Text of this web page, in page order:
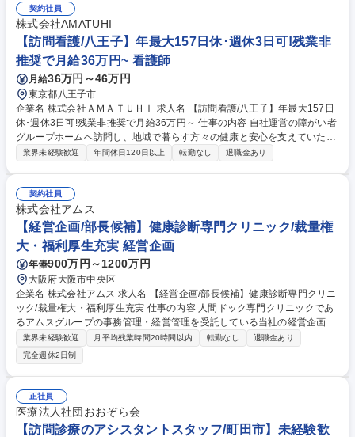
契約社員
株式会社AMATUHI
【訪問看護/八王子】年最大157日休･週休3日可!残業非
推奨で月給36万円~ 看護師
月給36万円～46万円
東京都八王子市
企業名 株式会社ＡＭＡＴＵＨＩ 求人名 【訪問看護/八王子】年最大157日
休･週休3日可!残業非推奨で月給36万円～ 仕事の内容 自社運営の障がい者
グループホームへ訪問し、地域で暮らす方々の健康と安心を支えていただ
きます。日曜＋週2日のお休みで、メリハリをつけて働きたい方におすす
やリハビリのサポート■社内ツールを用いた訪問記録の作成やスタッフと
の情報共有■地域にお住まいの障がい者・高齢者の方への訪問看護 スタッ
フと密に連携できる自社施設への訪問がメインとなりますが、ごく一部居
宅訪問がございます。 募集職種 【訪問看護/八王子】年最大157日休･週休
3日可!残業非推奨で月給36万円～
業界未経験歓迎 年間休日120日以上 転勤なし 退職金あり
契約社員
株式会社アムス
【経営企画/部長候補】健康診断専門クリニック/裁量権
大・福利厚生充実 経営企画
年俸900万円～1200万円
大阪府大阪市中央区
企業名 株式会社アムス 求人名 【経営企画/部長候補】健康診断専門クリニ
ック/裁量権大・福利厚生充実 仕事の内容 人間ドック専門クリニックであ
るアムスグループの事務管理・経営管理を受託している当社の経営企画室
の部長候補として、人間ドック営業に関する戦略企画全般を担い、以下の
業務にかかわっていただきます。 ◆経営企画室の部長候補として人間ドッ
ク営業に関する戦略企画全般を担い、以下業務に関わっていただきます。
・営業（渉外）活動の管理（訪問状況の管理、渉外担当者の活動管理） ・
人間ドック受診者増加のための営業戦略の立案、指揮・指導 ・人間ドック
に関する商品企画、広報的な戦略 募集職種 【経営企画/部長候補】健康診
断専門クリニック/裁量権大・福利厚生充実
業界未経験歓迎 月平均残業時間20時間以内 転勤なし
退職金あり
完全週休2日制
正社員
医療法人社団おおぞら会
【訪問診療のアシスタントスタッフ/町田市】未経験歓